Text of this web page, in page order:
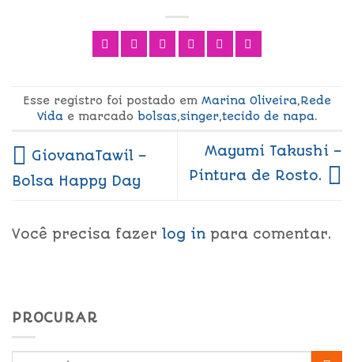
Esse registro foi postado em Marina Oliveira,Rede
Vidae marcado bolsas,singer,tecido de napa.
GiovanaTawil –
Bolsa Happy Day
Mayumi Takushi –
Pintura de Rosto.
Você precisa fazer log in para comentar.
PROCURAR